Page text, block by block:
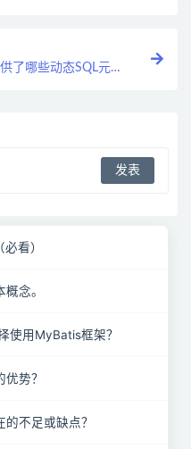
了哪些动态SQL元
看）
念。
使用MyBatis框架？
势？
不足或缺点？